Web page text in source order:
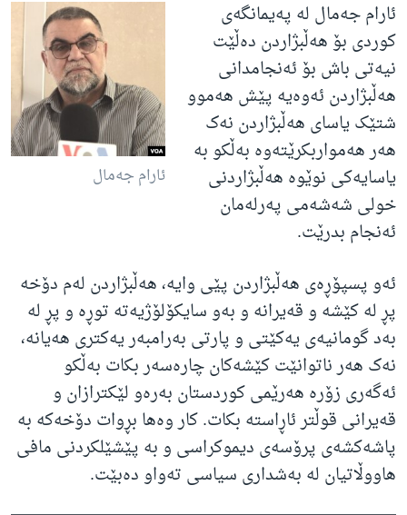
ئارام جەمال
ئارام جەمال لە پەیمانگەی
کوردی بۆ هەڵبژاردن دەڵێت
نیەتی باش بۆ ئەنجامدانی
هەڵبژاردن ئەوەیە پێش هەموو
شتێک یاسای هەڵبژاردن نەک
هەر هەمواربکرێتەوە بەڵکو بە
یاسایەکی نوێوە هەڵبژاردنی
خولی شەشەمی پەرلەمان
ئەنجام بدرێت.
ئەو پسپۆڕەی هەڵبژاردن پێی وایە، هەڵبژاردن لەم دۆخە
پڕ لە کێشە و قەیرانە و بەو سایکۆلۆژیەتە توڕە و پڕ لە
بەد گومانیەی یەکێتی و پارتی بەرامبەر یەکتری هەیانە،
نەک هەر ناتوانێت کێشەکان چارەسەر بکات بەڵکو
ئەگەری زۆرە هەرێمی کوردستان بەرەو لێکترازان و
قەیرانی قوڵتر ئاڕاستە بکات. کار وەها بڕوات دۆخەکە بە
پاشەکشەی پرۆسەی دیموکراسی و بە پێشێلکردنی مافی
هاووڵاتیان لە بەشداری سیاسی تەواو دەبێت.